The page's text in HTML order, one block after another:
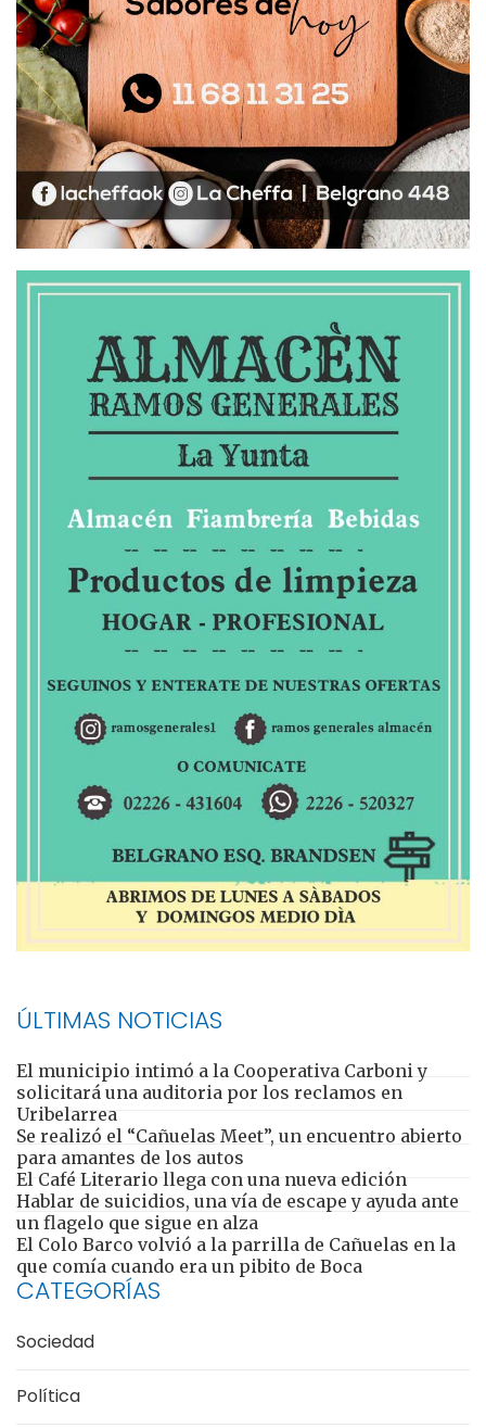
ÚLTIMAS NOTICIAS
El municipio intimó a la Cooperativa Carboni y
solicitará una auditoria por los reclamos en
Uribelarrea
Se realizó el “Cañuelas Meet”, un encuentro abierto
para amantes de los autos
El Café Literario llega con una nueva edición
Hablar de suicidios, una vía de escape y ayuda ante
un flagelo que sigue en alza
El Colo Barco volvió a la parrilla de Cañuelas en la
que comía cuando era un pibito de Boca
CATEGORÍAS
Sociedad
Política